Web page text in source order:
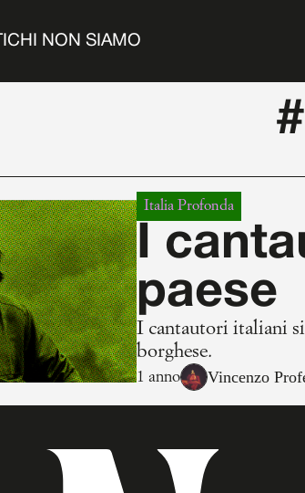
CHI NON SIAMO
Italia Profonda
I
paese
I cantautori italiani
borghese.
1 anno Vincenzo